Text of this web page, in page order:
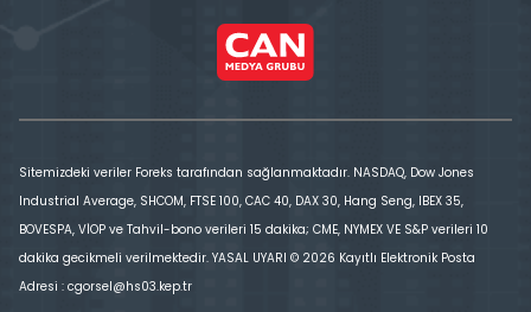
Sitemizdeki veriler Foreks tarafından sağlanmaktadır. NASDAQ, Dow Jones
Industrial Average, SHCOM, FTSE 100, CAC 40, DAX 30, Hang Seng, IBEX 35,
BOVESPA, VİOP ve Tahvil-bono verileri 15 dakika; CME, NYMEX VE S&P verileri 10
dakika gecikmeli verilmektedir. YASAL UYARI © 2026 Kayıtlı Elektronik Posta
Adresi : cgorsel@hs03.kep.tr